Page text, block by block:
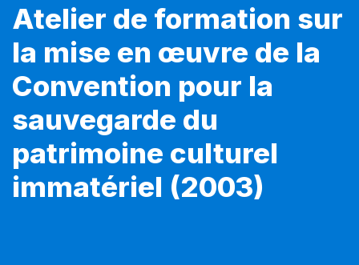
Atelier de formation sur
la mise en œuvre de la
Convention pour la
sauvegarde du
patrimoine culturel
immatériel (2003)